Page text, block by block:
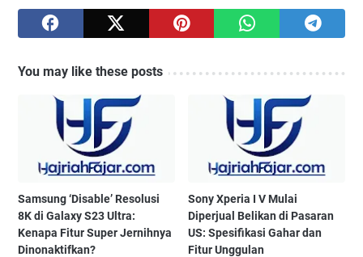
You may like these posts
Samsung ‘Disable’ Resolusi
8K di Galaxy S23 Ultra:
Kenapa Fitur Super Jernihnya
Dinonaktifkan?
Sony Xperia I V Mulai
Diperjual Belikan di Pasaran
US: Spesifikasi Gahar dan
Fitur Unggulan